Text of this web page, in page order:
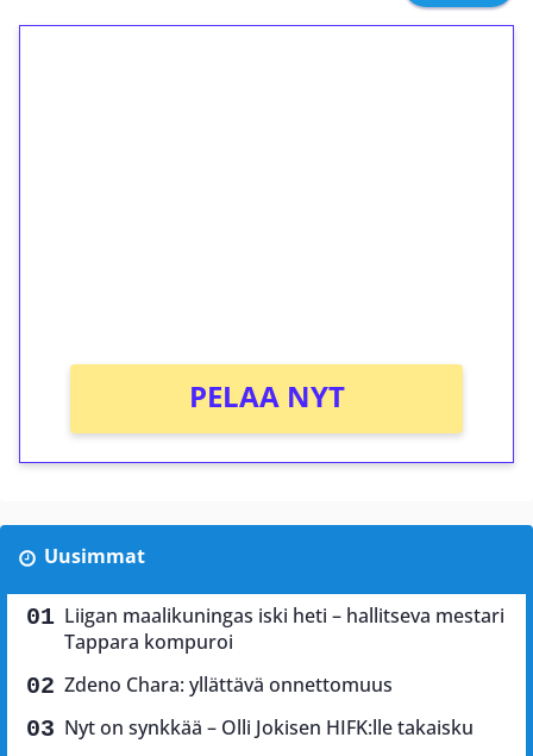
PELAA NYT
Uusimmat
Liigan maalikuningas iski heti – hallitseva mestari
Tappara kompuroi
Zdeno Chara: yllättävä onnettomuus
Nyt on synkkää – Olli Jokisen HIFK:lle takaisku